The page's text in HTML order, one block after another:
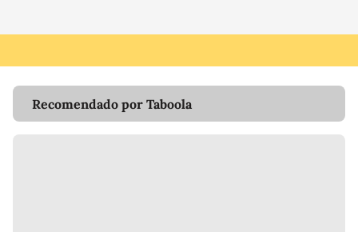
Recomendado por Taboola